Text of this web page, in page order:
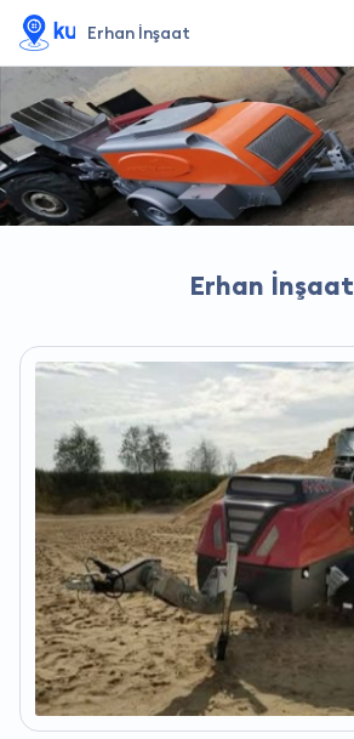
Erhan İnşaat
Erhan İnşaat